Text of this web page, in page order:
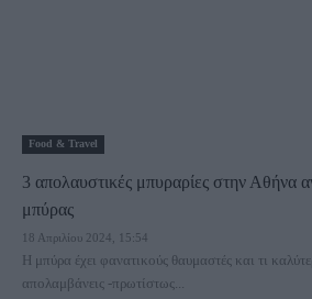
Food & Travel
3 απολαυστικές μπυραρίες στην Αθήνα
μπύρας
18 Απριλίου 2024, 15:54
Η μπύρα έχει φανατικούς θαυμαστές και τι
απολαμβάνεις -πρωτίστως...